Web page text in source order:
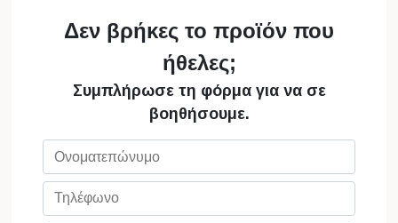
Δεν βρήκες το προϊόν που
ήθελες;
Συμπλήρωσε τη φόρμα για να σε
βοηθήσουμε.